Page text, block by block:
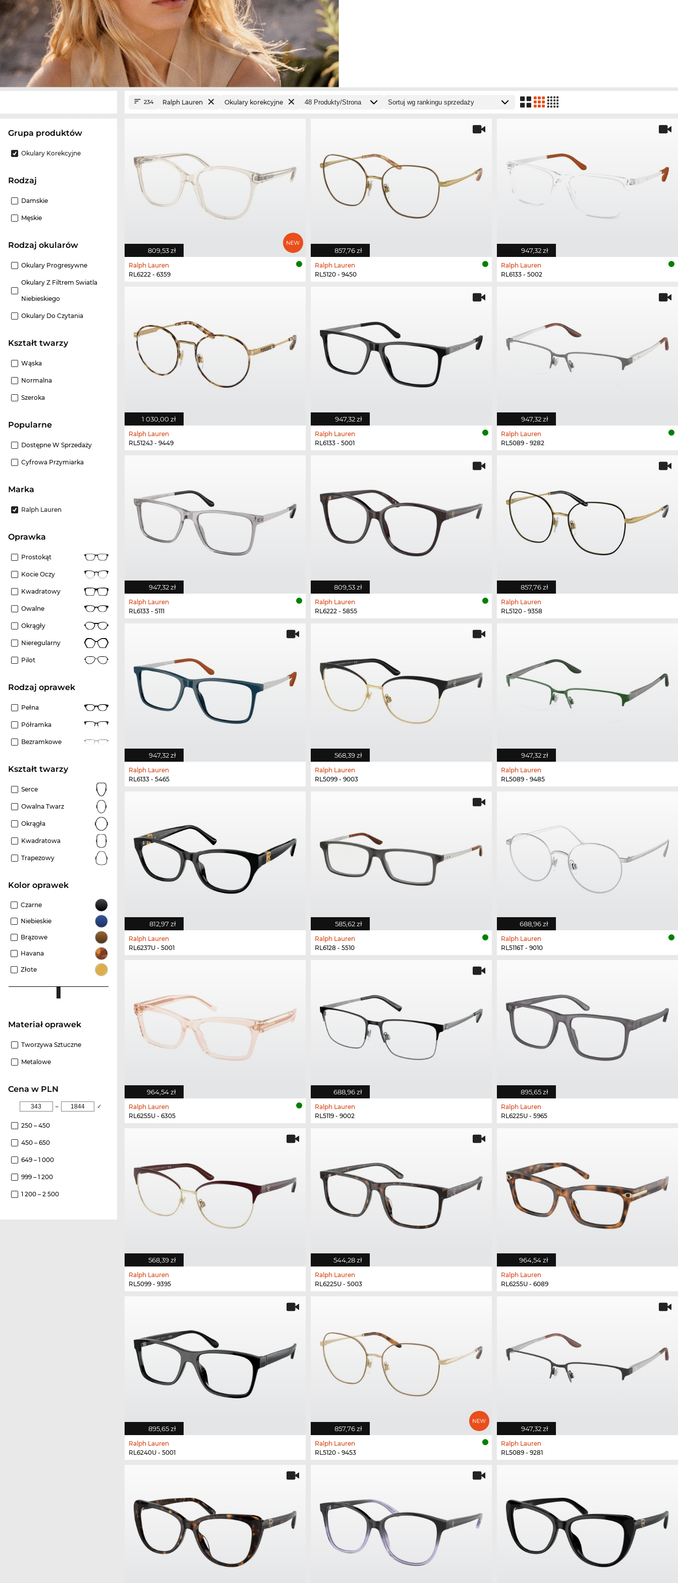
grupa produktów
Okulary Korekcyjne
Rodzaj
Damskie
Męskie
Rodzaj okularów
Okulary Progresywne
Okulary Z Filtrem Swiatla
Niebieskiego
Okulary Do Czytania
Kształt twarzy
Wąska
Normalna
Szeroka
Popularne
Dostępne W Sprzedaży
Cyfrowa Przymiarka
Marka
Ralph Lauren
oprawka
Prostokąt
Kocie Oczy
Kwadratowy
Owalne
Okrągły
Nieregularny
Pilot
rodzaj oprawek
Pełna
Półramka
Bezramkowe
kształt twarzy
Serce
Owalna Twarz
Okrągła
Kwadratowa
Trapezowy
kolor oprawek
Czarne
Niebieskie
Brązowe
Havana
Złote
Materiał oprawek
Tworzywa Sztuczne
Metalowe
cena w PLN
– ✓
250 – 450
450 – 650
649 – 1 000
999 – 1 200
1 200 – 2 500
234 Ralph Lauren Okulary korekcyjne
809,53 zł
Ralph Lauren
RL6222 - 6359
857,76 zł
Ralph Lauren
RL5120 - 9450
947,32 zł
Ralph Lauren
RL6133 - 5002
1 030,00 zł
Ralph Lauren
RL5124J - 9449
947,32 zł
Ralph Lauren
RL6133 - 5001
947,32 zł
Ralph Lauren
RL5089 - 9282
947,32 zł
Ralph Lauren
RL6133 - 5111
809,53 zł
Ralph Lauren
RL6222 - 5855
857,76 zł
Ralph Lauren
RL5120 - 9358
947,32 zł
Ralph Lauren
RL6133 - 5465
568,39 zł
Ralph Lauren
RL5099 - 9003
947,32 zł
Ralph Lauren
RL5089 - 9485
812,97 zł
Ralph Lauren
RL6237U - 5001
585,62 zł
Ralph Lauren
RL6128 - 5510
688,96 zł
Ralph Lauren
RL5116T - 9010
964,54 zł
Ralph Lauren
RL6255U - 6305
688,96 zł
Ralph Lauren
RL5119 - 9002
895,65 zł
Ralph Lauren
RL6225U - 5965
568,39 zł
Ralph Lauren
RL5099 - 9395
544,28 zł
Ralph Lauren
RL6225U - 5003
964,54 zł
Ralph Lauren
RL6255U - 6089
895,65 zł
Ralph Lauren
RL6240U - 5001
857,76 zł
Ralph Lauren
RL5120 - 9453
947,32 zł
Ralph Lauren
RL5089 - 9281